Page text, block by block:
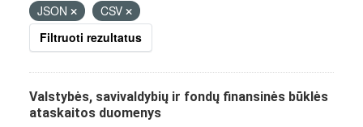
JSON
CSV
Filtruoti rezultatus
Valstybės, savivaldybių ir fondų finansinės būklės
ataskaitos duomenys